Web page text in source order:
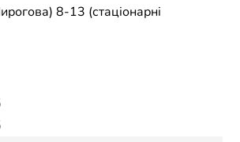
8-13 (стаціонарні